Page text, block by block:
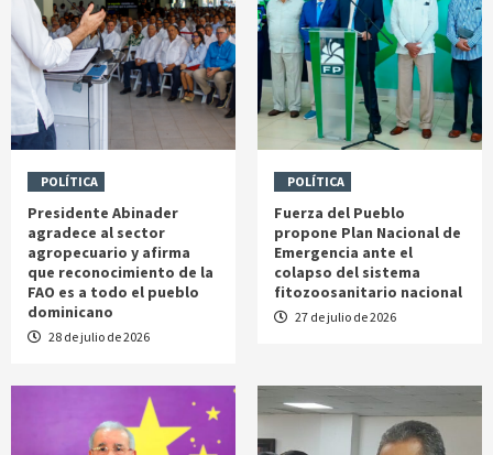
POLÍTICA
Presidente Abinader
agradece al sector
agropecuario y afirma
que reconocimiento de la
FAO es a todo el pueblo
dominicano
28 de julio de 2026
POLÍTICA
Fuerza del Pueblo
propone Plan Nacional de
Emergencia ante el
colapso del sistema
fitozoosanitario nacional
27 de julio de 2026